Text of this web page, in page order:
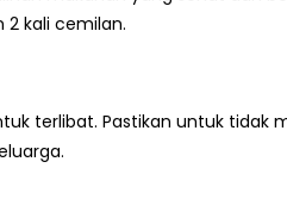
2 kali cemilan.
terlibat. Pastikan untuk tidak